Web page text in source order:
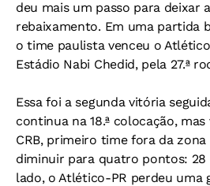
deu mais um passo para deixar
rebaixamento. Em uma partida
o time paulista venceu o
Estádio Nabi Chedid, pela 27.ª
Essa foi a segunda vitória
continua na 18.ª colocação,
CRB, primeiro time fora da
diminuir para quatro pontos:
lado, o Atlético-PR perdeu uma